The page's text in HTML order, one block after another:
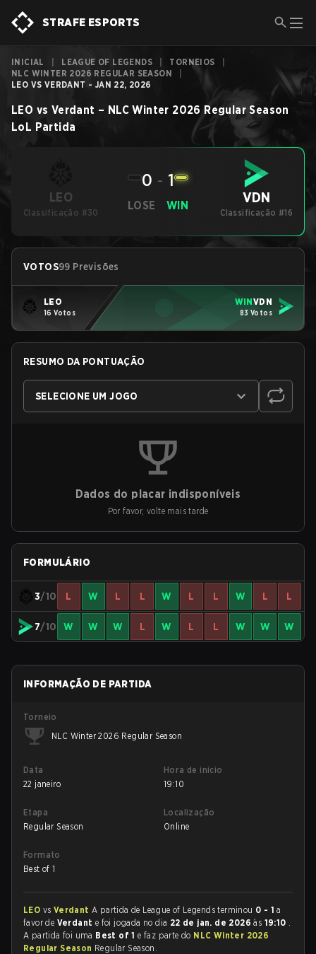
STRAFE ESPORTS
INICIAL LEAGUE OF LEGENDS TORNEIOS
NLC WINTER 2026 REGULAR SEASON
LEO VS VERDANT - JAN 22, 2026
LEO vs Verdant – NLC Winter 2026 Regular Season
LoL Partida
LEO
Classificação #30
LOSE
0 - 1
WIN VDN
Classificação #16
VOTOS99 Previsões
LEO
16 Votos
WINVDN
83 Votos
RESUMO DA PONTUAÇÃO
SELECIONE UM JOGO
Dados do placar indisponíveis
Por favor, volte mais tarde
FORMULÁRIO
3/10 L W L L W L L W L L
7/10 W W W L W L L W W W
INFORMAÇÃO DE PARTIDA
Torneio
NLC Winter 2026 Regular Season
Data
22 janeiro
Hora de início
19:10
Etapa
Regular Season
Localização
Online
Formato
Best of 1
LEO vs VerdantA partida de League of Legends terminou 0 - 1 a
favor de Verdant e foi jogada no dia 22 de jan. de 2026às 19:10 .
A partida foi uma Best of 1e faz parte do NLC Winter 2026
Regular Season Regular Season.